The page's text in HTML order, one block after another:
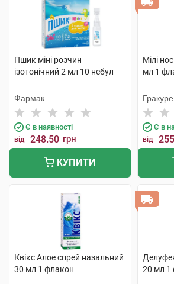
Пшик міні розчин
ізотонічний 2 мл 10 небул
Фармак
Є в наявності
від 248.50 грн
КУПИТИ
Мілі
мл 1
Є в
від
Квікс Алое спрей назальний
30 мл 1 флакон
20 мл 1